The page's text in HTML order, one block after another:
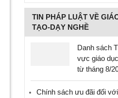
TIN PHÁP LUẬT VỀ
TẠO-DẠY NGHỀ
Danh sách
vực giáo
từ tháng 8/
Chính sách ưu đãi đối